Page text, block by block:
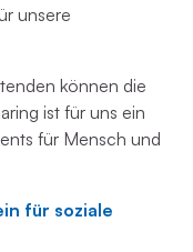
unsere
können die
ist für uns ein
für Mensch und
für soziale